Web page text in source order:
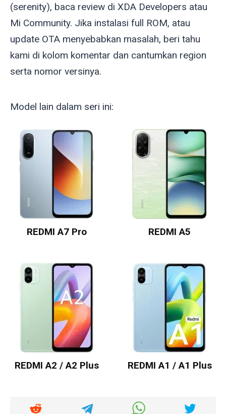
(serenity), baca review di XDA Developers atau
Mi Community. Jika instalasi full ROM, atau
update OTA menyebabkan masalah, beri tahu
kami di kolom komentar dan cantumkan region
serta nomor versinya.
Model lain dalam seri ini:
REDMI A7 Pro REDMI A5
REDMI A2 / A2 Plus REDMI A1 / A1 Plus